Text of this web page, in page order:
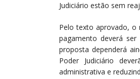
Judiciário estão sem
Pelo texto aprovado, o
pagamento deverá
proposta dependerá
Poder Judiciário
administrativa e